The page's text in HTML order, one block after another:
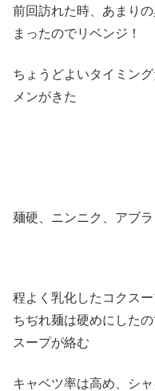
前回訪れた時、あまり
まったのでリベンジ！
ちょうどよいタイミン
メンがきた
麺硬、ニンニク、アブラ
程よく乳化したコクス
ちぢれ麺は硬めにした
スープが絡む
キャベツ率は高め、シ